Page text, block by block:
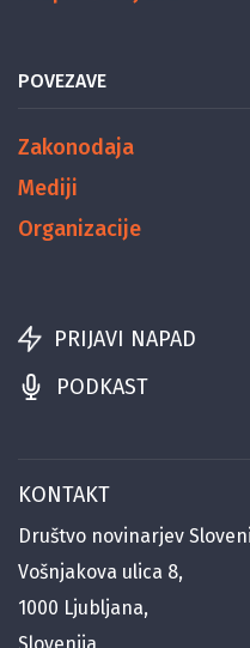
POVEZAVE
Zakonodaja
Mediji
Organizacije
PRIJAVI NAPAD
PODKAST
KONTAKT
Društvo novinarjev
Vošnjakova ulica 8,
1000 Ljubljana,